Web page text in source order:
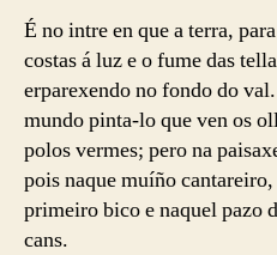
É no intre en que a terra,
costas á luz e o fume das
erparexendo no fondo do
mundo pinta-lo que ven os
polos vermes; pero na
pois naque muíño
primeiro bico e naquel pazo
cans.